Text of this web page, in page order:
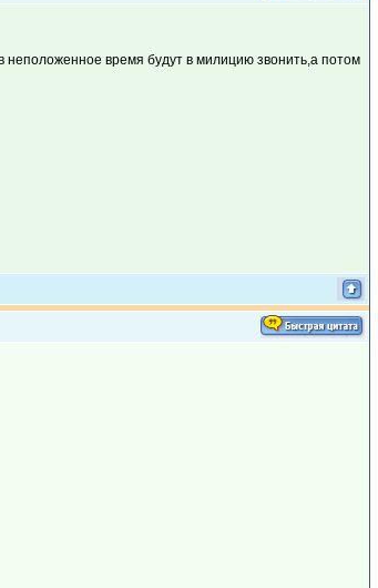
время будут в милицию звонить,а потом